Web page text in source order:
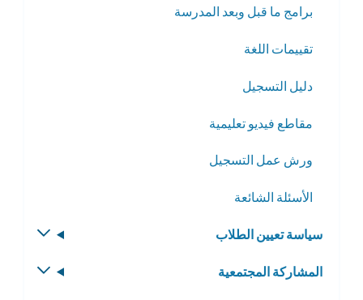
برامج ما قبل وبعد المدرسة
تقييمات اللغة
دليل التسجيل
مقاطع فيديو تعليمية
ورش عمل التسجيل
الأسئلة الشائعة
سياسة تعيين الطلاب
المشاركة المجتمعية